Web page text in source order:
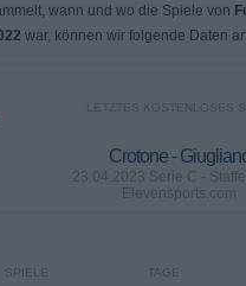
wann und wo die Spiele von
war, können wir folgende Daten
LETZTES KOSTENLOSES
Crotone -
23.04.2023 Serie C -
Elevensports.com
TAGE
SPIELE